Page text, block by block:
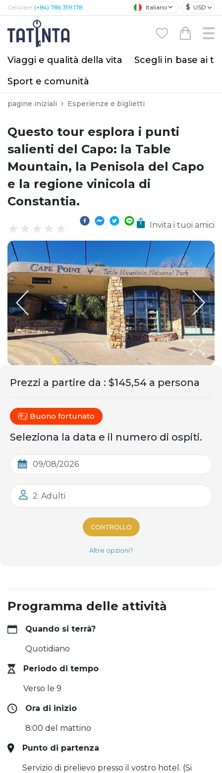
Cellulare: (+84) 786 359 178 Italiano $ USD
Viaggi e qualità della vita
Scegli in base ai
Sport e comunità
pagine iniziali Esperienze e biglietti
Questo tour esplora i punti
salienti del Capo: la Table
Mountain, la Penisola del Capo
e la regione vinicola di
Constantia.
Invita i tuoi amici
Prezzi a partire da : $145,54 a persona
Buono fortunato
Seleziona la data e il numero di ospiti.
2: Adulti
CONTROLLO
Altre opzioni?
Programma delle attività
Quando si terrà?
Quotidiano
Periodo di tempo
Verso le 9
Ora di inizio
8:00 del mattino
Punto di partenza
Servizio di prelievo presso il vostro hotel. (Si